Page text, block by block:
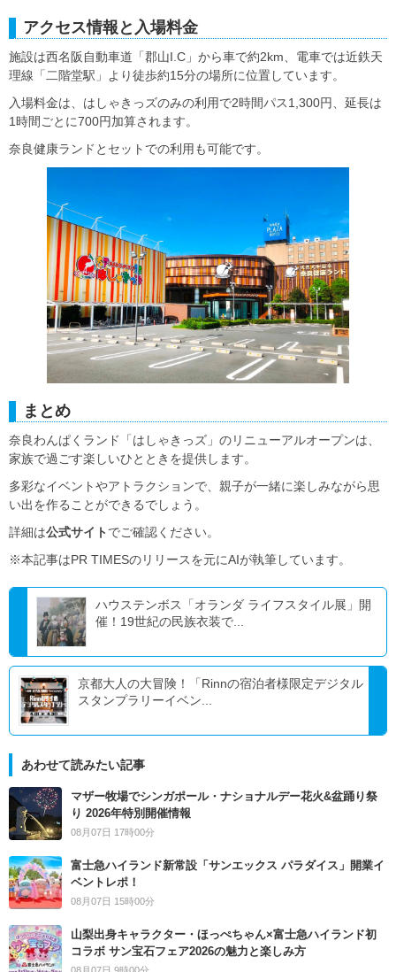
アクセス情報と入場料金
施設は西名阪自動車道「郡山I.C」から車で約2km、電車では近鉄天
理線「二階堂駅」より徒歩約15分の場所に位置しています。
入場料金は、はしゃきっズのみの利用で2時間パス1,300円、延長は
1時間ごとに700円加算されます。
奈良健康ランドとセットでの利用も可能です。
まとめ
奈良わんぱくランド「はしゃきっズ」のリニューアルオープンは、
家族で過ごす楽しいひとときを提供します。
多彩なイベントやアトラクションで、親子が一緒に楽しみながら思
い出を作ることができるでしょう。
詳細は公式サイト でご確認ください。
※本記事はPR TIMESのリリースを元にAIが執筆しています。
ハウステンボス「オランダ ライフスタイル展」開
催！19世紀の民族衣装で...
京都大人の大冒険！「Rinnの宿泊者様限定デジタル
スタンプラリーイベン...
あわせて読みたい記事
マザー牧場でシンガポール・ナショナルデー花火&盆踊り祭
り 2026年特別開催情報
08月07日 17時00分
富士急ハイランド新常設「サンエックス パラダイス」開業イ
ベントレポ！
08月07日 15時00分
山梨出身キャラクター・ほっぺちゃん×富士急ハイランド初
コラボ サン宝石フェア2026の魅力と楽しみ方